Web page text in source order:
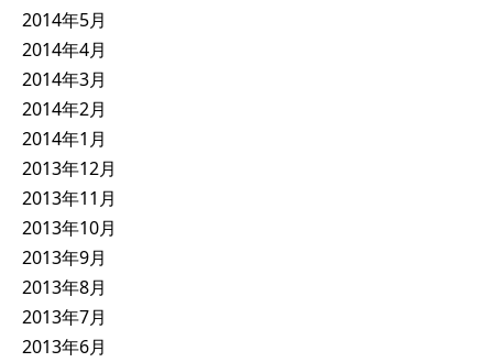
2014年5月
2014年4月
2014年3月
2014年2月
2014年1月
2013年12月
2013年11月
2013年10月
2013年9月
2013年8月
2013年7月
2013年6月